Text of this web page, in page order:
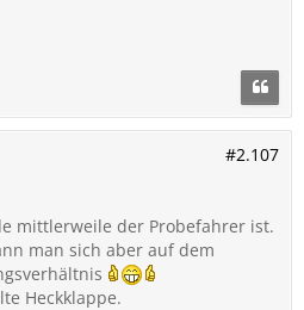
#2.107
mittlerweile der Probefahrer ist.
man sich aber auf dem
Heckklappe.